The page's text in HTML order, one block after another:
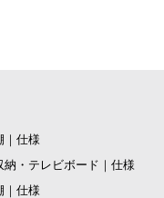
｜仕様
納・テレビボード｜仕様
｜仕様